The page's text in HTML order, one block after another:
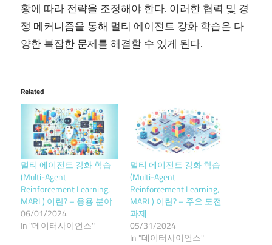
황에 따라 전략을 조정해야 한다. 이러한 협력 및 경
쟁 메커니즘을 통해 멀티 에이전트 강화 학습은 다
양한 복잡한 문제를 해결할 수 있게 된다.
Related
멀티 에이전트 강화 학습
(Multi-Agent
Reinforcement Learning,
MARL) 이란? – 응용 분야
06/01/2024
In "데이터사이언스"
멀티 에이전트 강화 학습
(Multi-Agent
Reinforcement Learning,
MARL) 이란? – 주요 도전
과제
05/31/2024
In "데이터사이언스"